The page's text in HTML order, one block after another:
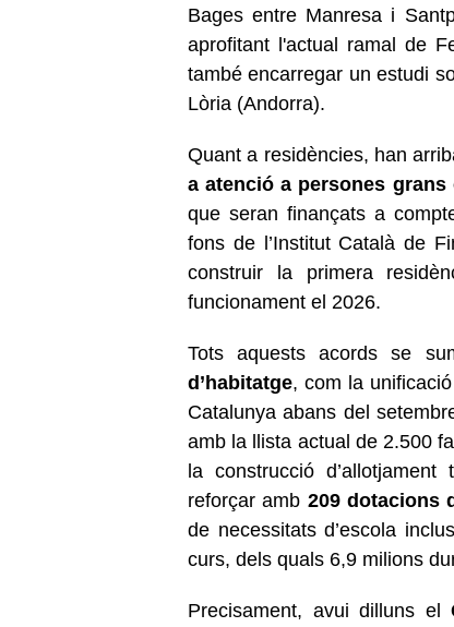
Bages entre Manresa i
aprofitant l'actual ramal de
també encarregar un estudi
Lòria (Andorra).
Quant a residències, han
a atenció a persones
que seran finançats a
fons de l’Institut Català de
construir la primera
funcionament el 2026.
Tots aquests acords se
d’habitatge, com la
Catalunya abans del
amb la llista actual de 2.500
la construcció
reforçar amb 209 dotacions
de necessitats d’escola
curs, dels quals 6,9 milions
Precisament, avui dilluns el